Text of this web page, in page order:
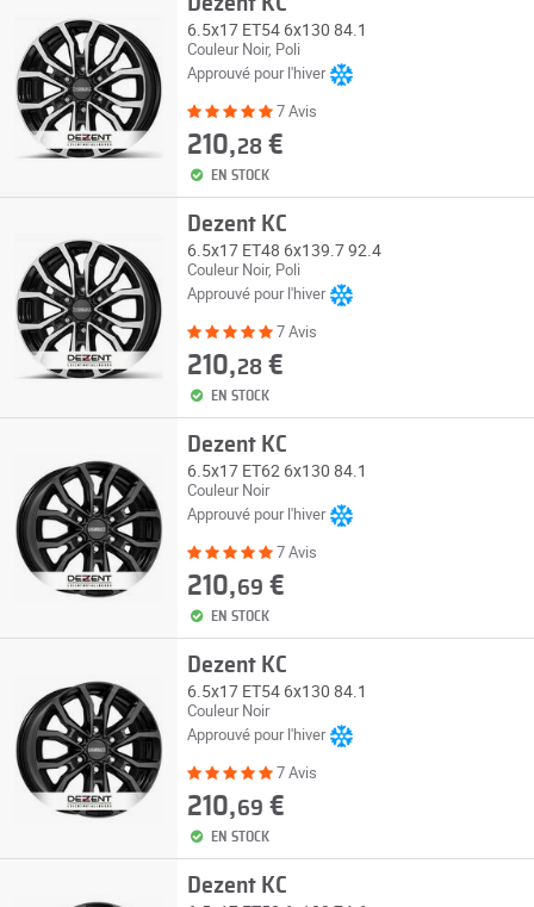
6.5x17 ET54 6x130 84.1
Couleur Noir, Poli
Approuvé pour l'hiver
7 Avis
210,28€
EN STOCK
Dezent KC
6.5x17 ET48 6x139.7 92.4
Couleur Noir, Poli
Approuvé pour l'hiver
7 Avis
210,28€
EN STOCK
Dezent KC
6.5x17 ET62 6x130 84.1
Couleur Noir
Approuvé pour l'hiver
7 Avis
210,69 €
EN STOCK
Dezent KC
6.5x17 ET54 6x130 84.1
Couleur Noir
Approuvé pour l'hiver
7 Avis
210,69 €
EN STOCK
Dezent KC